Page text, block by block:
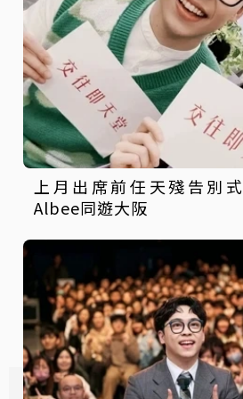
上月出席前任天殘告別式 賀瓏被目擊和
Albee同遊大阪